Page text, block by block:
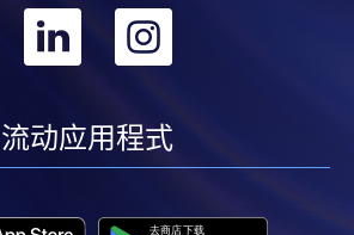
转
linkedin
转
流动应用程式